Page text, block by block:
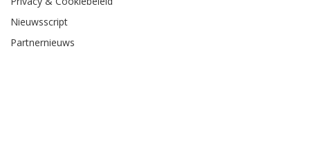
Nieuwsscript
Partnernieuws